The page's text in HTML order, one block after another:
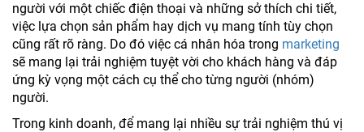
người với một chiếc điện thoại và những sở thích chi tiết,
việc lựa chọn sản phẩm hay dịch vụ mang tính tùy chọn
cũng rất rõ ràng. Do đó việc cá nhân hóa trong marketing
sẽ mang lại trải nghiệm tuyệt vời cho khách hàng và đáp
ứng kỳ vọng một cách cụ thể cho từng người (nhóm)
người.
Trong kinh doanh, để mang lại nhiều sự trải nghiệm thú vị